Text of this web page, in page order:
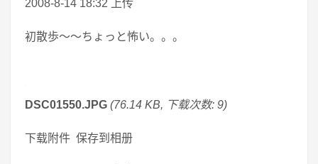
2008-8-14 18:32 上传
初散歩～～ちょっと怖い。。。
DSC01550.JPG (76.14 KB, 下载次数: 9)
下载附件 保存到相册